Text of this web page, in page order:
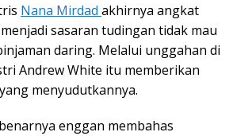
Nana Mirdad akhirnya angkat
sasaran tudingan tidak mau
daring. Melalui unggahan di
Andrew White itu memberikan
menyudutkannya.
enggan membahas